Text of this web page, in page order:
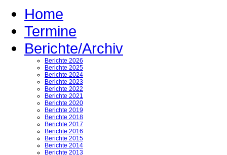
Home
Termine
Berichte/Archiv
Berichte 2026
Berichte 2025
Berichte 2024
Berichte 2023
Berichte 2022
Berichte 2021
Berichte 2020
Berichte 2019
Berichte 2018
Berichte 2017
Berichte 2016
Berichte 2015
Berichte 2014
Berichte 2013